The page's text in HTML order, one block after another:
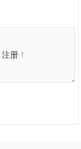
注册！